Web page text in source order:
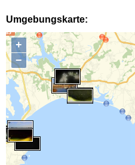
Umgebungskarte:
+
−